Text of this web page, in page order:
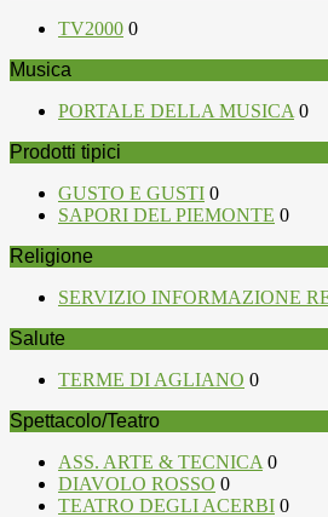
TV2000 0
Musica
PORTALE DELLA MUSICA 0
Prodotti tipici
GUSTO E GUSTI 0
SAPORI DEL PIEMONTE 0
Religione
SERVIZIO INFORMAZIONE
Salute
TERME DI AGLIANO 0
Spettacolo/Teatro
ASS. ARTE & TECNICA 0
DIAVOLO ROSSO 0
TEATRO DEGLI ACERBI 0